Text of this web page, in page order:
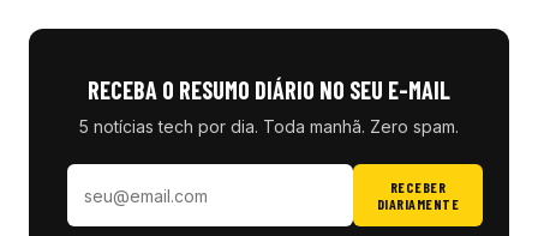
RECEBA O RESUMO DIÁRIO NO SEU E-MAIL
5 notícias tech por dia. Toda manhã. Zero spam.
RECEBER
DIARIAMENTE